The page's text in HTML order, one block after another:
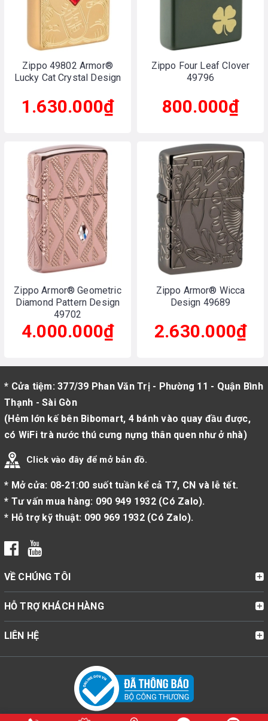
Zippo 49802 Armor®
Lucky Cat Crystal Design
1.630.000₫
Zippo Four Leaf Clover
49796
800.000₫
Zippo Armor® Geometric
Diamond Pattern Design
49702
4.000.000₫
Zippo Armor® Wicca
Design 49689
2.630.000₫
* Cửa tiệm: 377/39 Phan Văn Trị - Phường 11 - Quận Bình
Thạnh - Sài Gòn
(Hẻm lớn kế bên Bibomart, 4 bánh vào quay đầu được,
có WiFi trà nước thú cưng nựng thân quen như ở nhà)
Click vào đây để mở bản đồ.
* Mở cửa: 08-21:00 suốt tuần kể cả T7, CN và lễ tết.
* Tư vấn mua hàng: 090 949 1932(Có Zalo).
* Hỗ trợ kỹ thuật: 090 969 1932(Có Zalo).
VỀ CHÚNG TÔI
HỖ TRỢ KHÁCH HÀNG
LIÊN HỆ